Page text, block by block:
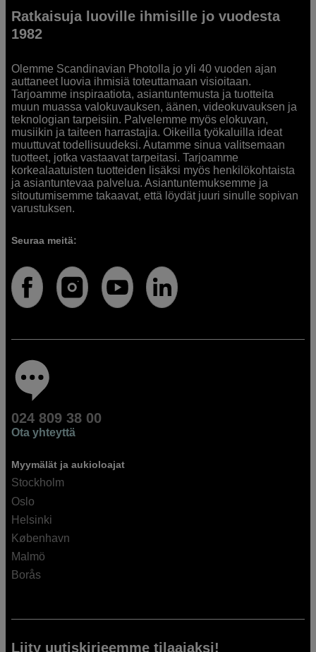
Ratkaisuja luoville ihmisille jo vuodesta
1982
Olemme Scandinavian Photolla jo yli 40 vuoden ajan
auttaneet luovia ihmisiä toteuttamaan visioitaan.
Tarjoamme inspiraatiota, asiantuntemusta ja tuotteita
muun muassa valokuvauksen, äänen, videokuvauksen ja
teknologian tarpeisiin. Palvelemme myös elokuvan,
musiikin ja taiteen harrastajia. Oikeilla työkaluilla ideat
muuttuvat todellisuudeksi. Autamme sinua valitsemaan
tuotteet, jotka vastaavat tarpeitasi. Tarjoamme
korkealaatuisten tuotteiden lisäksi myös henkilökohtaista
ja asiantuntevaa palvelua. Asiantuntemuksemme ja
sitoutumisemme takaavat, että löydät juuri sinulle sopivan
varustuksen.
Seuraa meitä:
024 809 38 00
Ota yhteyttä
Myymälät ja aukioloajat
Stockholm
Oslo
Helsinki
København
Malmö
Borås
Liity uutiskirjeemme tilaajaksi!